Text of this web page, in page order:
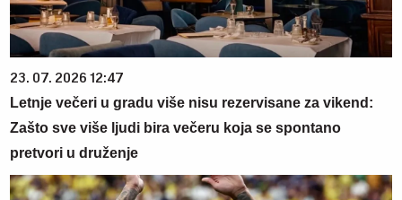
23. 07. 2026 12:47
Letnje večeri u gradu više nisu rezervisane za vikend:
Zašto sve više ljudi bira večeru koja se spontano
pretvori u druženje